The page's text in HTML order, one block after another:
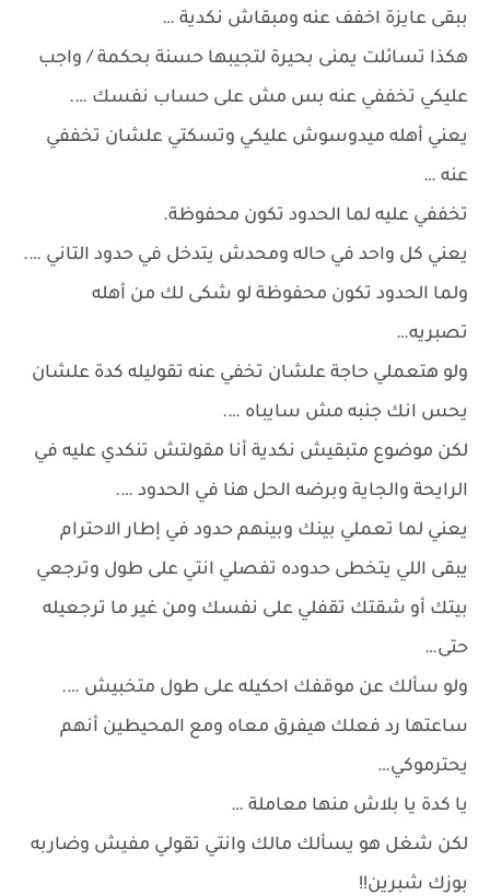
ببقى عايزة اخفف عنه ومبقاش نكدية …
هكذا تسائلت يمنى بحيرة لتجيبها حسنة بحكمة / واجب
عليكي تخففي عنه بس مش على حساب نفسك ….
يعني أهله ميدوسوش عليكي وتسكتي علشان تخففي
عنه …
تخففي عليه لما الحدود تكون محفوظة.
يعني كل واحد في حاله ومحدش يتدخل في حدود التاني ….
ولما الحدود تكون محفوظة لو شكى لك من أهله
تصبريه…
ولو هتعملي حاجة علشان تخفي عنه تقوليله كدة علشان
يحس انك جنبه مش سايباه ….
لكن موضوع متبقيش نكدية أنا مقولتش تنكدي عليه في
الرايحة والجاية وبرضه الحل هنا في الحدود ….
يعني لما تعملي بينك وبينهم حدود في إطار الاحترام
يبقى اللي يتخطى حدوده تفصلي انتي على طول وترجعي
بيتك أو شقتك تقفلي على نفسك ومن غير ما ترجعيله
حتى…
ولو سألك عن موقفك احكيله على طول متخبيش ….
ساعتها رد فعلك هيفرق معاه ومع المحيطين أنهم
يحترموكي…
يا كدة يا بلاش منها معاملة …
لكن شغل هو يسألك مالك وانتي تقولي مفيش وضاربه
بوزك شبرين!!